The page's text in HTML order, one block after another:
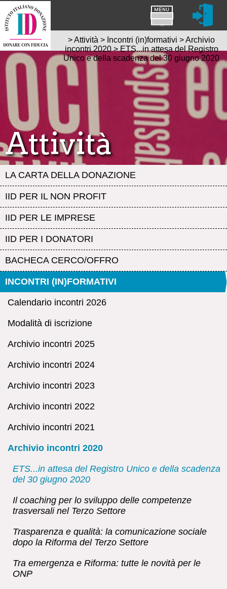
Attività
LA CARTA DELLA DONAZIONE
IID PER IL NON PROFIT
IID PER LE IMPRESE
IID PER I DONATORI
BACHECA CERCO/OFFRO
INCONTRI (IN)FORMATIVI
Calendario incontri 2026
Modalità di iscrizione
Archivio incontri 2025
Archivio incontri 2024
Archivio incontri 2023
Archivio incontri 2022
Archivio incontri 2021
Archivio incontri 2020
ETS...in attesa del Registro Unico e della scadenza
del 30 giugno 2020
Il coaching per lo sviluppo delle competenze
trasversali nel Terzo Settore
Trasparenza e qualità: la comunicazione sociale
dopo la Riforma del Terzo Settore
Tra emergenza e Riforma: tutte le novità per le
ONP
>Attività > Incontri (in)formativi >Archivio
incontri 2020 >ETS...in attesa del Registro
Unico e della scadenza del 30 giugno 2020